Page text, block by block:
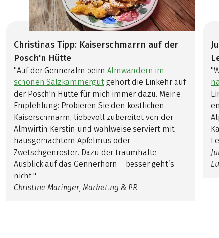
Christinas Tipp: Kaiserschmarrn auf der
Posch'n Hütte
"Auf der Genneralm beim Almwandern im
schönen Salzkammergut gehört die Einkehr auf
der Posch'n Hütte für mich immer dazu. Meine
Empfehlung: Probieren Sie den köstlichen
Kaiserschmarrn, liebevoll zubereitet von der
Almwirtin Kerstin und wahlweise serviert mit
hausgemachtem Apfelmus oder
Zwetschgenröster. Dazu der traumhafte
Ausblick auf das Gennerhorn – besser geht’s
nicht."
Christina Maringer, Marketing & PR